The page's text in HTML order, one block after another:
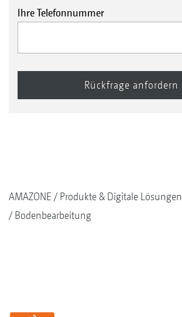
Ihre Telefonnummer
AMAZONE
Produkte & Digitale Lösungen
Bodenbearbeitung